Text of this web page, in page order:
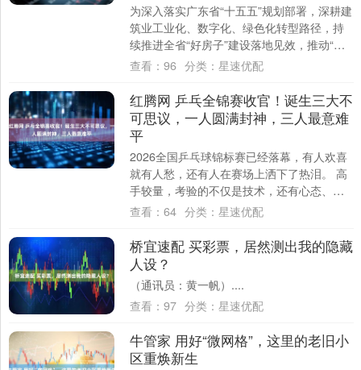
为深入落实广东省“十五五”规划部署，深耕建
筑业工业化、数字化、绿色化转型路径，持
续推进全省“好房子”建设落地见效，推动“四
好建设”走深走实、赋能建筑业高质量发展....
查看： 96 分类： 星速优配
红腾网 乒乓全锦赛收官！诞生三大不
可思议，一人圆满封神，三人最意难
平
2026全国乒乓球锦标赛已经落幕，有人欢喜
就有人愁，还有人在赛场上洒下了热泪。 高
手较量，考验的不仅是技术，还有心态、心
理素质等综合能力。 这次全锦赛相当精
查看： 64 分类： 星速优配
桥宜速配 买彩票，居然测出我的隐藏
人设？
（通讯员：黄一帆）....
查看： 97 分类： 星速优配
牛管家 用好“微网格”，这里的老旧小
区重焕新生